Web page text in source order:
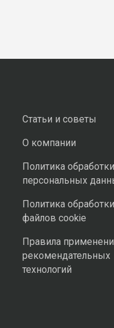
Статьи и советы
О компании
Политика обработки
персональных
Политика обработки
файлов cookie
Правила
рекомендательных
технологий